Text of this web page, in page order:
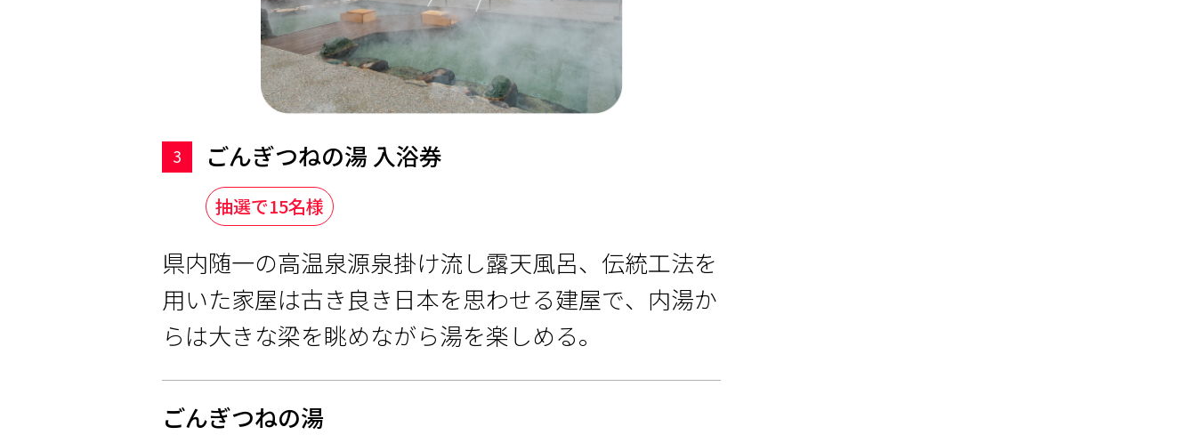
3 ごんぎつねの湯 入浴券
抽選で15名様
県内随一の高温泉源泉掛け流し露天風呂、伝統工法を
用いた家屋は古き良き日本を思わせる建屋で、内湯か
らは大きな梁を眺めながら湯を楽しめる。
ごんぎつねの湯